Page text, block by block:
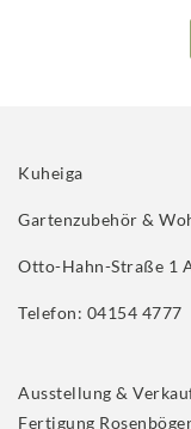
Kuheiga
Gartenzubehör &
Otto-Hahn-Straße 1
Telefon: 04154 4777
Ausstellung &
Fertigung